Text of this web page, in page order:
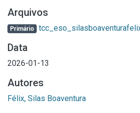
Arquivos
Primário
Data
2026-01-13
Autores
Félix, Silas Boaventura